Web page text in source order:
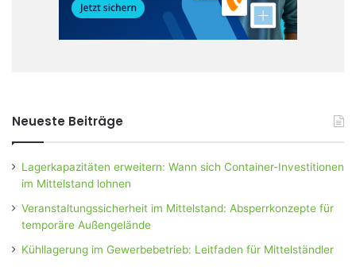
Neueste Beiträge
Lagerkapazitäten erweitern: Wann sich Container-Investitionen
im Mittelstand lohnen
Veranstaltungssicherheit im Mittelstand: Absperrkonzepte für
temporäre Außengelände
Kühllagerung im Gewerbebetrieb: Leitfaden für Mittelständler